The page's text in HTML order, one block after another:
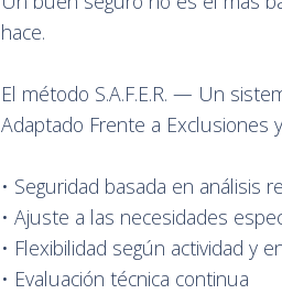
hace.
El método S.A.F.E.R. — Un
Adaptado Frente a Exclusiones
• Seguridad basada en análisis
• Ajuste a las necesidades
• Flexibilidad según actividad y
• Evaluación técnica continua